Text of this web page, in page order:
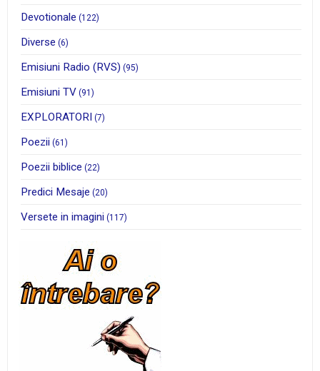
Devotionale (122)
Diverse (6)
Emisiuni Radio (RVS) (95)
Emisiuni TV (91)
EXPLORATORI (7)
Poezii (61)
Poezii biblice (22)
Predici Mesaje (20)
Versete in imagini (117)